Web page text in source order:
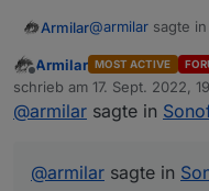
Armilar@armilar sagte in
@atifansagte
Also habe
Lass es jetzt so
Offline
Armilar MOST ACTIVE
schrieb am 17. Sept. 2022,
zuletzt editiert von
@armilar sagte in
@armilar sagte in